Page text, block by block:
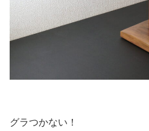
グラつかない！